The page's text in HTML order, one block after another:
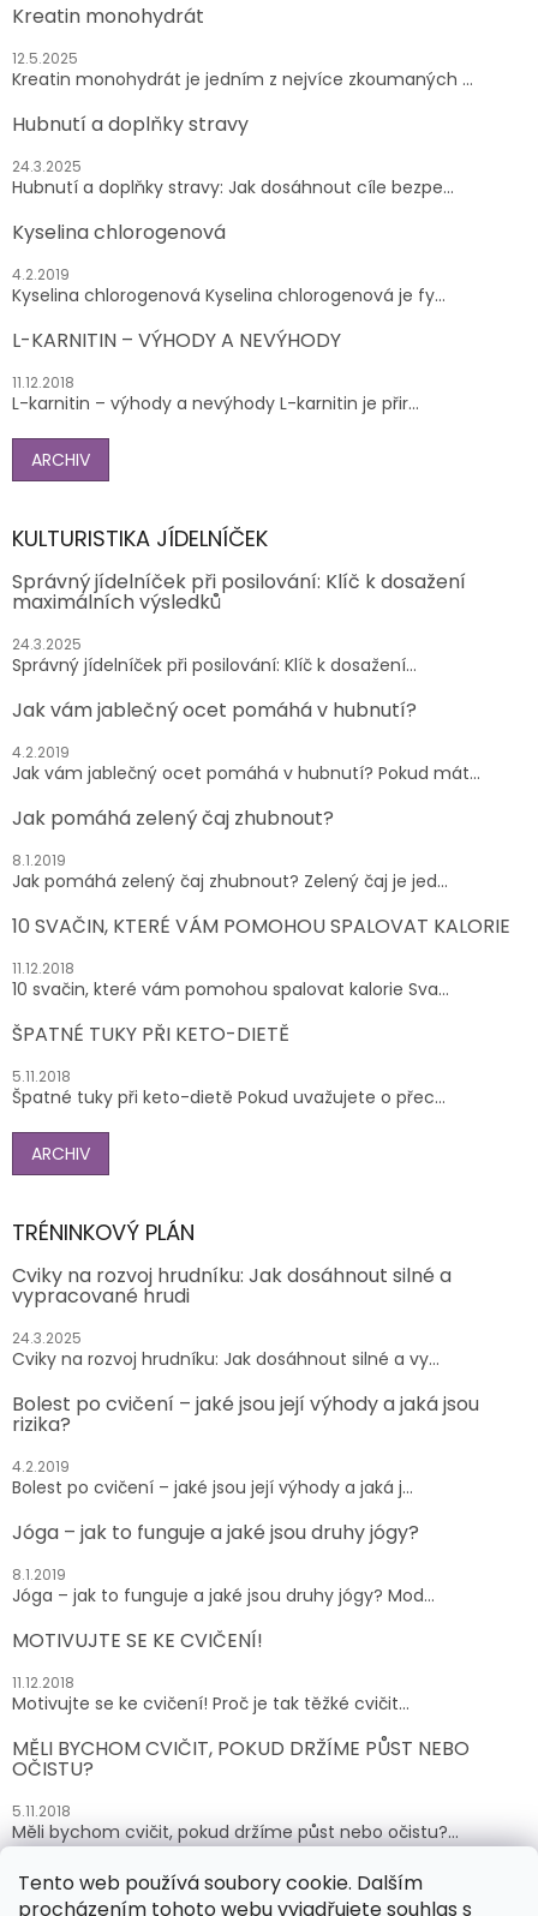
Tento web používá soubory cookie. Dalším
procházením tohoto webu vyjadřujete souhlas s
Kreatin monohydrát
12.5.2025
Kreatin monohydrát je jedním z nejvíce zkoumaných ...
Hubnutí a doplňky stravy
24.3.2025
Hubnutí a doplňky stravy: Jak dosáhnout cíle bezpe...
Kyselina chlorogenová
4.2.2019
Kyselina chlorogenová Kyselina chlorogenová je fy...
L-KARNITIN – VÝHODY A NEVÝHODY
11.12.2018
L-karnitin – výhody a nevýhody L-karnitin je přir...
ARCHIV
KULTURISTIKA JÍDELNÍČEK
Správný jídelníček při posilování: Klíč k dosažení
maximálních výsledků
24.3.2025
Správný jídelníček při posilování: Klíč k dosažení...
Jak vám jablečný ocet pomáhá v hubnutí?
4.2.2019
Jak vám jablečný ocet pomáhá v hubnutí? Pokud mát...
Jak pomáhá zelený čaj zhubnout?
8.1.2019
Jak pomáhá zelený čaj zhubnout? Zelený čaj je jed...
10 SVAČIN, KTERÉ VÁM POMOHOU SPALOVAT KALORIE
11.12.2018
10 svačin, které vám pomohou spalovat kalorie Sva...
ŠPATNÉ TUKY PŘI KETO-DIETĚ
5.11.2018
Špatné tuky při keto-dietě Pokud uvažujete o přec...
ARCHIV
TRÉNINKOVÝ PLÁN
Cviky na rozvoj hrudníku: Jak dosáhnout silné a
vypracované hrudi
24.3.2025
Cviky na rozvoj hrudníku: Jak dosáhnout silné a vy...
Bolest po cvičení – jaké jsou její výhody a jaká jsou
rizika?
4.2.2019
Bolest po cvičení – jaké jsou její výhody a jaká j...
Jóga – jak to funguje a jaké jsou druhy jógy?
8.1.2019
Jóga – jak to funguje a jaké jsou druhy jógy? Mod...
MOTIVUJTE SE KE CVIČENÍ!
11.12.2018
Motivujte se ke cvičení! Proč je tak těžké cvičit...
MĚLI BYCHOM CVIČIT, POKUD DRŽÍME PŮST NEBO
OČISTU?
5.11.2018
Měli bychom cvičit, pokud držíme půst nebo očistu?...
ARCHIV